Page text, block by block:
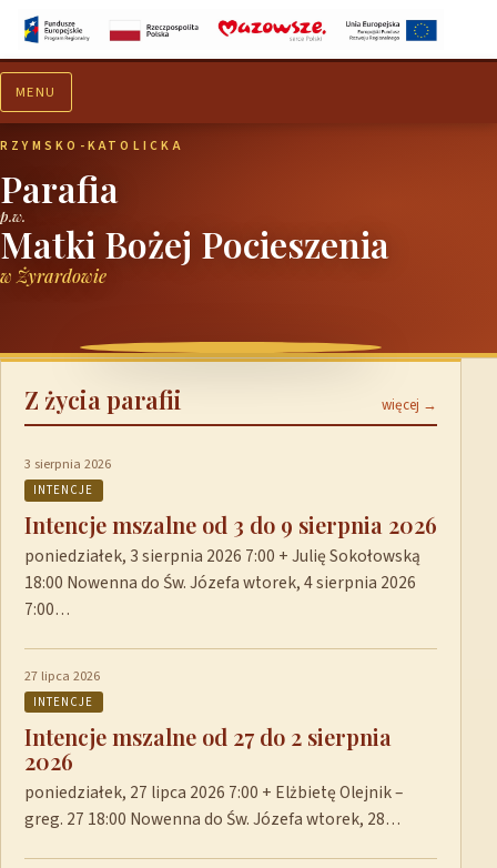
MENU
RZYMSKO-KATOLICKA
Parafia
p.w.
Matki Bożej Pocieszenia
w Żyrardowie
Z życia parafii więcej →
3 sierpnia 2026
INTENCJE
Intencje mszalne od 3 do 9 sierpnia 2026
poniedziałek, 3 sierpnia 2026 7:00 + Julię Sokołowską
18:00 Nowenna do Św. Józefa wtorek, 4 sierpnia 2026
7:00…
27 lipca 2026
INTENCJE
Intencje mszalne od 27 do 2 sierpnia
2026
poniedziałek, 27 lipca 2026 7:00 + Elżbietę Olejnik –
greg. 27 18:00 Nowenna do Św. Józefa wtorek, 28…